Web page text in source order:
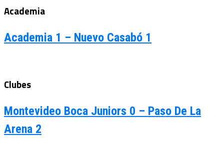
Academia
Academia 1 – Nuevo Casabó 1
Clubes
Montevideo Boca Juniors 0 – Paso De La
Arena 2